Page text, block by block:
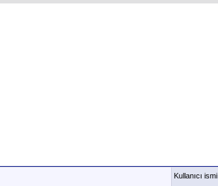
Kullanıcı ismi